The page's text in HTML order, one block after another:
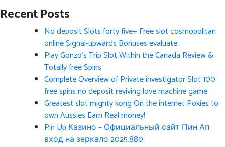
Recent Posts
No deposit Slots forty five+ Free slot cosmopolitan
online Signal-upwards Bonuses evaluate
Play Gonzo’s Trip Slot Within the Canada Review &
Totally free Spins
Complete Overview of Private investigator Slot 100
free spins no deposit reviving love machine game
Greatest slot mighty kong On the internet Pokies to
own Aussies Earn Real money!
Pin Up Казино – Официальный сайт Пин Ап
вход на зеркало 2025.880